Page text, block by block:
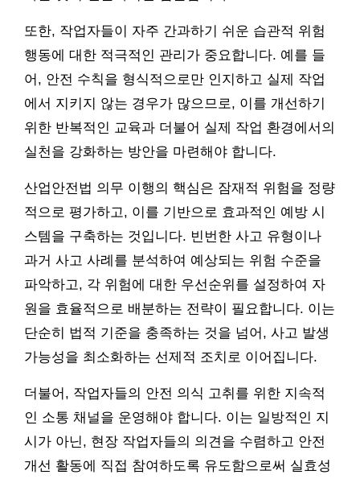
또한, 작업자들이 자주 간과하기 쉬운 습관적 위험
행동에 대한 적극적인 관리가 중요합니다. 예를 들
어, 안전 수칙을 형식적으로만 인지하고 실제 작업
에서 지키지 않는 경우가 많으므로, 이를 개선하기
위한 반복적인 교육과 더불어 실제 작업 환경에서의
실천을 강화하는 방안을 마련해야 합니다.
산업안전법 의무 이행의 핵심은 잠재적 위험을 정량
적으로 평가하고, 이를 기반으로 효과적인 예방 시
스템을 구축하는 것입니다. 빈번한 사고 유형이나
과거 사고 사례를 분석하여 예상되는 위험 수준을
파악하고, 각 위험에 대한 우선순위를 설정하여 자
원을 효율적으로 배분하는 전략이 필요합니다. 이는
단순히 법적 기준을 충족하는 것을 넘어, 사고 발생
가능성을 최소화하는 선제적 조치로 이어집니다.
더불어, 작업자들의 안전 의식 고취를 위한 지속적
인 소통 채널을 운영해야 합니다. 이는 일방적인 지
시가 아닌, 현장 작업자들의 의견을 수렴하고 안전
개선 활동에 직접 참여하도록 유도함으로써 실효성